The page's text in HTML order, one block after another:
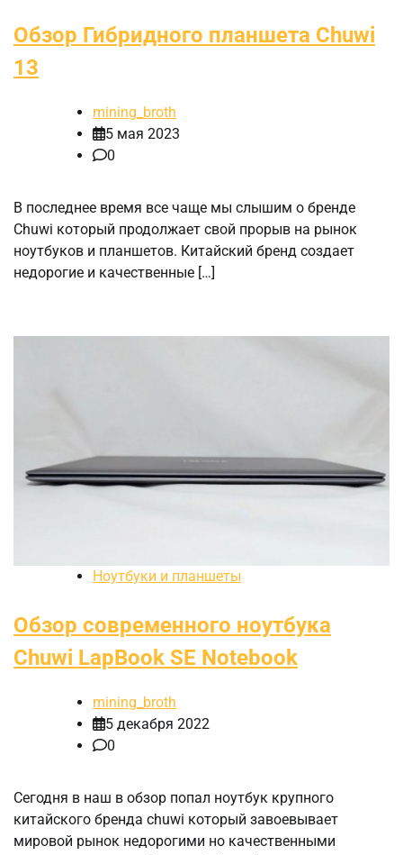
Обзор Гибридного планшета Chuwi
13
mining_broth
5 мая 2023
0
В последнее время все чаще мы слышим о бренде
Chuwi который продолжает свой прорыв на рынок
ноутбуков и планшетов. Китайский бренд создает
недорогие и качественные […]
Ноутбуки и планшеты
Обзор современного ноутбука
Chuwi LapBook SE Notebook
mining_broth
5 декабря 2022
0
Сегодня в наш в обзор попал ноутбук крупного
китайского бренда chuwi который завоевывает
мировой рынок недорогими но качественными